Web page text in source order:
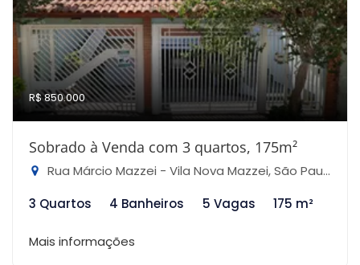
R$ 850.000
Sobrado à Venda com 3 quartos, 175m²
Rua Márcio Mazzei - Vila Nova Mazzei, São Paulo-SP
3 Quartos
4 Banheiros 5 Vagas 175 m²
Mais informações